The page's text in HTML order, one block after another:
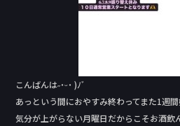
こんばんは˶˙ᵕ˙ )ﾉﾞ
あっという間におやすみ終わってまた1週
気分が上がらない月曜日だからこそお酒